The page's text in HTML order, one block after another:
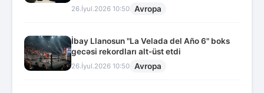
26.İyul.2026 10:50 Avropa
İbay Llanosun "La Velada del Año 6" boks
gecəsi rekordları alt-üst etdi
26.İyul.2026 10:50 Avropa